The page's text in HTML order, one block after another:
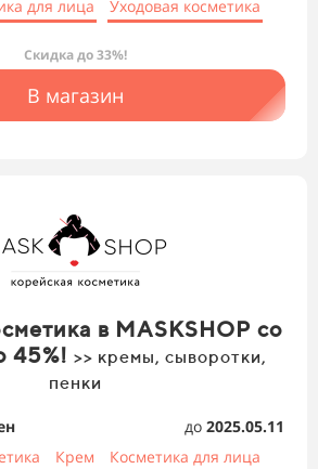
для лица Уходовая косметика
Скидка до 33%!
В магазин
в MASKSHOP со
45%! >> кремы, сыворотки,
пенки
до 2025.05.11
Крем Косметика для лица